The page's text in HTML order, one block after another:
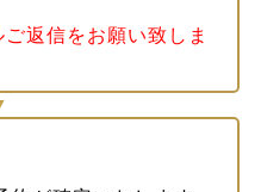
返信をお願い致しま